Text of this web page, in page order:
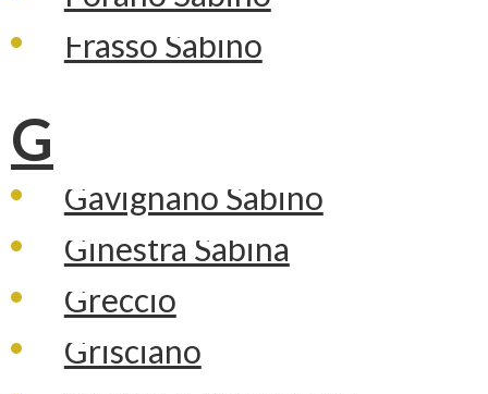
Frasso Sabino
G
Gavignano Sabino
Ginestra Sabina
Greccio
Grisciano